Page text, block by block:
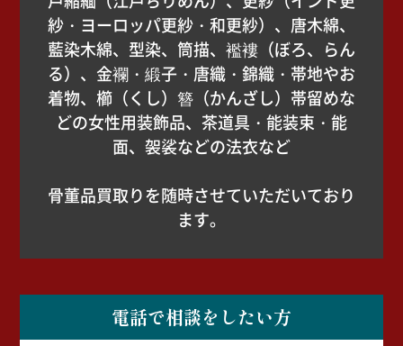
紗・ヨーロッパ更紗・和更紗）、唐木綿、
藍染木綿、型染、筒描、襤褸（ぼろ、らん
る）、金襴・緞子・唐織・錦織・帯地やお
着物、櫛（くし）簪（かんざし）帯留めな
どの女性用装飾品、茶道具・能装束・能
面、袈裟などの法衣など
骨董品買取りを随時させていただいており
ます。
電話で相談をしたい方